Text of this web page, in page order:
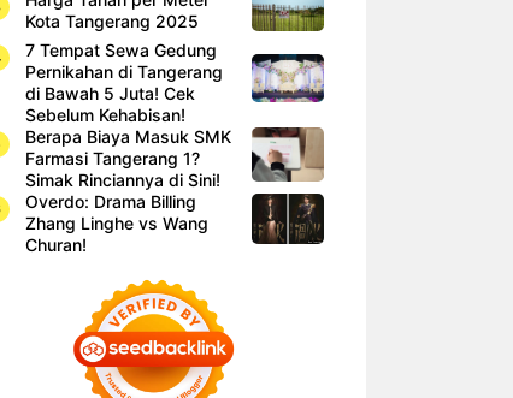
Kota Tangerang 2025
7 Tempat Sewa Gedung
Pernikahan di Tangerang
di Bawah 5 Juta! Cek
Sebelum Kehabisan!
Berapa Biaya Masuk SMK
Farmasi Tangerang 1?
Simak Rinciannya di Sini!
Overdo: Drama Billing
Zhang Linghe vs Wang
Churan!